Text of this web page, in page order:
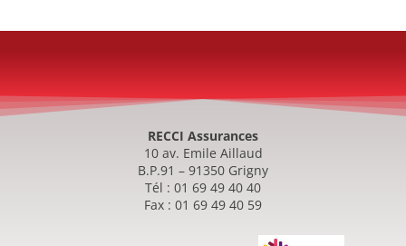
RECCI Assurances
10 av. Emile Aillaud
B.P.91 – 91350 Grigny
Tél : 01 69 49 40 40
Fax : 01 69 49 40 59